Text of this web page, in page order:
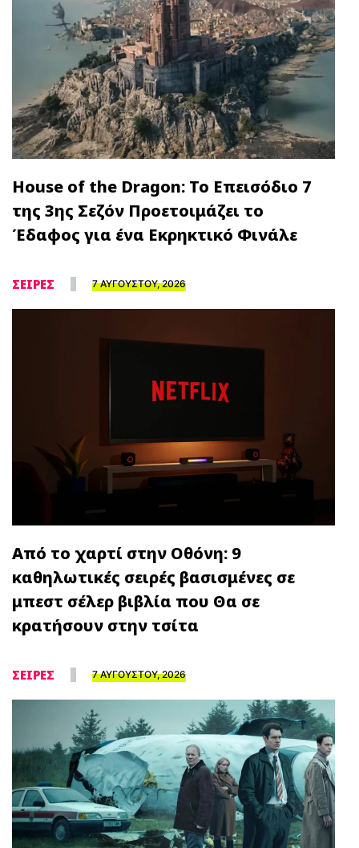
House of the Dragon: Το Επεισόδιο 7
της 3ης Σεζόν Προετοιμάζει το
Έδαφος για ένα Εκρηκτικό Φινάλε
ΣΕΙΡΕΣ 7 ΑΥΓΟΥΣΤΟΥ, 2026
Από το χαρτί στην Οθόνη: 9
καθηλωτικές σειρές βασισμένες σε
μπεστ σέλερ βιβλία που Θα σε
κρατήσουν στην τσίτα
ΣΕΙΡΕΣ 7 ΑΥΓΟΥΣΤΟΥ, 2026